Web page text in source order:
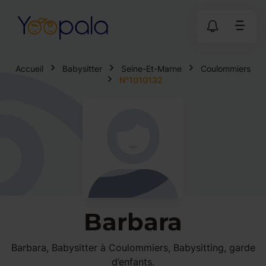
Accueil Babysitter Seine-Et-Marne
Coulommiers
N°1010132
Barbara
Barbara, Babysitter à Coulommiers, Babysitting, garde
d’enfants.